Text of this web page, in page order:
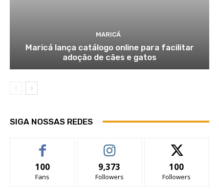
MARICÁ
Maricá lança catálogo online para facilitar
adoção de cães e gatos
SIGA NOSSAS REDES
100
Fans
9,373
Followers
100
Followers